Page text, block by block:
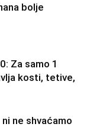
bolje
Za samo 1
kosti, tetive,
ne shvaćamo